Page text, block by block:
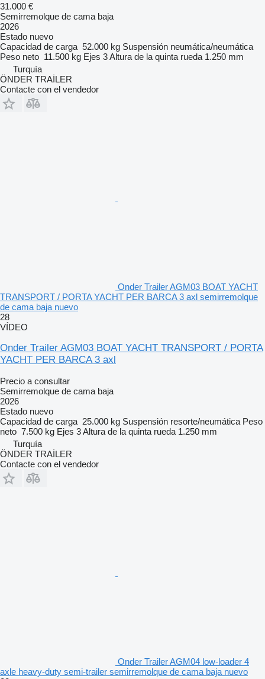
31.000 €
Semirremolque de cama baja
2026
Estado nuevo
Capacidad de carga 52.000 kg Suspensión neumática/neumática
Peso neto 11.500 kg Ejes 3Altura de la quinta rueda 1.250 mm
Turquía
ÖNDER TRAİLER
Contacte con el vendedor
Onder Trailer AGM03 BOAT YACHT
TRANSPORT / PORTA YACHT PER BARCA 3 axl semirremolque
de cama baja nuevo
28
VÍDEO
Onder Trailer AGM03 BOAT YACHT TRANSPORT / PORTA
YACHT PER BARCA 3 axl
Precio a consultar
Semirremolque de cama baja
2026
Estado nuevo
Capacidad de carga 25.000 kg Suspensión resorte/neumática Peso
neto 7.500 kg Ejes 3Altura de la quinta rueda 1.250 mm
Turquía
ÖNDER TRAİLER
Contacte con el vendedor
Onder Trailer AGM04 low-loader 4
axle heavy-duty semi-trailer semirremolque de cama baja nuevo